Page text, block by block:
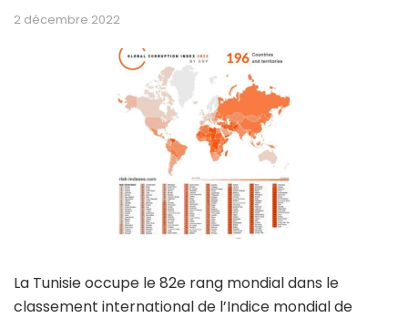
2 décembre 2022
La Tunisie occupe le 82e rang mondial dans le
classement international de l’Indice mondial de